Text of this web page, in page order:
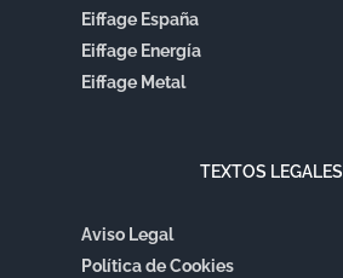
Eiffage España
Eiffage Energía
Eiffage Metal
TEXTOS LEGALES
Aviso Legal
Política de Cookies